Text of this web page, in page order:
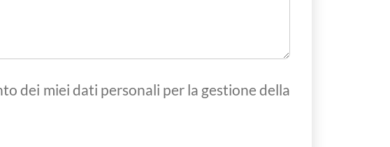
dei miei dati personali per la gestione della